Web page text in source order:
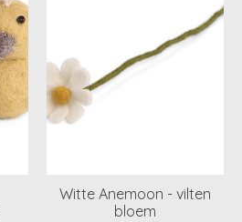
Witte Anemoon - vilten
bloem